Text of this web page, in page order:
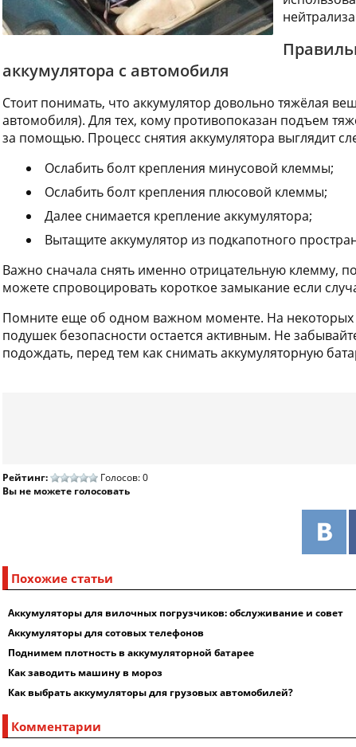
аккумулятора с автомобиля
Стоит понимать, что аккумулятор довольно тяжёлая
автомобиля). Для тех, кому противопоказан подъем
за помощью. Процесс снятия аккумулятора выглядит
Ослабить болт крепления минусовой клеммы;
Ослабить болт крепления плюсовой клеммы;
Далее снимается крепление аккумулятора;
Вытащите аккумулятор из подкапотного
Важно сначала снять именно отрицательную клемму,
можете спровоцировать короткое замыкание если
Помните еще об одном важном моменте. На некоторых
подушек безопасности остается активным. Не
подождать, перед тем как снимать аккумуляторную
Рейтинг:
Голосов: 0
Вы не можете голосовать
Похожие статьи
Аккумуляторы для вилочных погрузчиков: обслуживание и совет
Аккумуляторы для сотовых телефонов
Поднимем плотность в аккумуляторной батарее
Как заводить машину в мороз
Как выбрать аккумуляторы для грузовых автомобилей?
Комментарии